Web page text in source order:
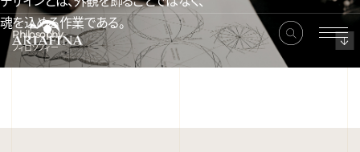
魂を込める作業である。
Philosophy
フィロソフィー